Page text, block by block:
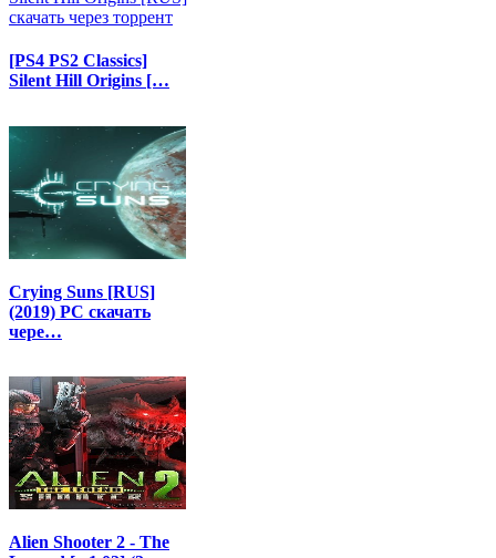
[PS4 PS2 Classics]
Silent Hill Origins […
Crying Suns [RUS]
(2019) PC скачать
чере…
Alien Shooter 2 - The